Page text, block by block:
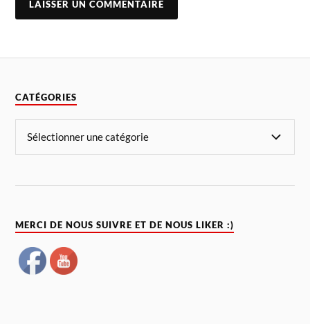
CATÉGORIES
MERCI DE NOUS SUIVRE ET DE NOUS LIKER :)